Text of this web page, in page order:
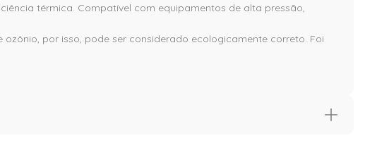
térmica. Compatível com equipamentos de alta pressão,
por isso, pode ser considerado ecologicamente correto. Foi